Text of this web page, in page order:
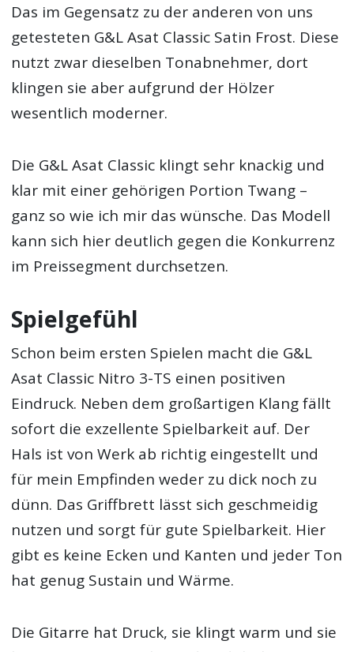
Das im Gegensatz zu der anderen von uns
getesteten G&L Asat Classic Satin Frost. Diese
nutzt zwar dieselben Tonabnehmer, dort
klingen sie aber aufgrund der Hölzer
wesentlich moderner.
Die G&L Asat Classic klingt sehr knackig und
klar mit einer gehörigen Portion Twang –
ganz so wie ich mir das wünsche. Das Modell
kann sich hier deutlich gegen die Konkurrenz
im Preissegment durchsetzen.
Spielgefühl
Schon beim ersten Spielen macht die G&L
Asat Classic Nitro 3-TS einen positiven
Eindruck. Neben dem großartigen Klang fällt
sofort die exzellente Spielbarkeit auf. Der
Hals ist von Werk ab richtig eingestellt und
für mein Empfinden weder zu dick noch zu
dünn. Das Griffbrett lässt sich geschmeidig
nutzen und sorgt für gute Spielbarkeit. Hier
gibt es keine Ecken und Kanten und jeder Ton
hat genug Sustain und Wärme.
Die Gitarre hat Druck, sie klingt warm und sie